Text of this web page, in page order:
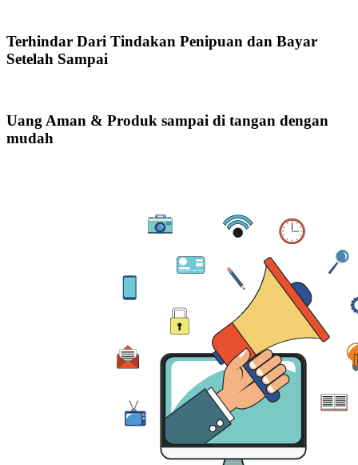
Terhindar Dari Tindakan Penipuan dan Bayar
Setelah Sampai
Uang Aman & Produk sampai di tangan dengan
mudah